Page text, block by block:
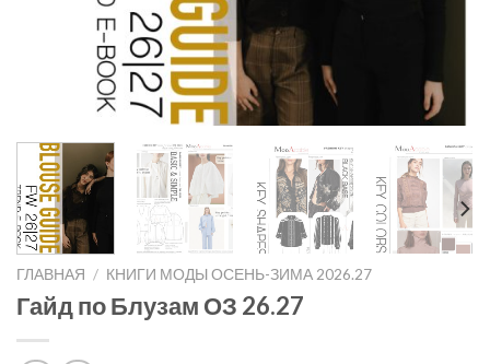
ГЛАВНАЯ / КНИГИ МОДЫ ОСЕНЬ-ЗИМА 2026.27
Гайд по Блузам ОЗ 26.27